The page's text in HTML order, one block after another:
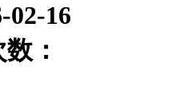
02-16
：